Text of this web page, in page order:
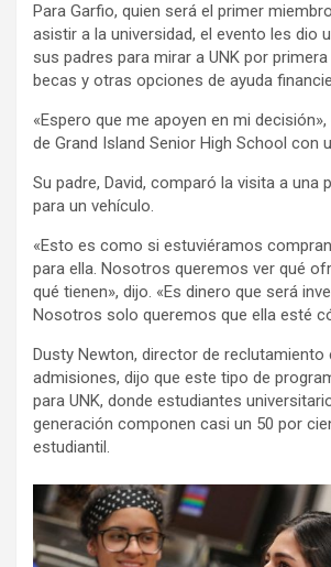
Para Garfio, quien será el primer
asistir a la universidad, el evento les dio
sus padres para mirar a UNK por
becas y otras opciones de ayuda
«Espero que me apoyen en mi
de Grand Island Senior High School con
Su padre, David, comparó la visita a una
para un vehículo.
«Esto es como si estuviéramos
para ella. Nosotros queremos ver qué
qué tienen», dijo. «Es dinero que será
Nosotros solo queremos que ella esté
Dusty Newton, director de reclutamiento
admisiones, dijo que este tipo de
para UNK, donde estudiantes
generación componen casi un 50 por
estudiantil.